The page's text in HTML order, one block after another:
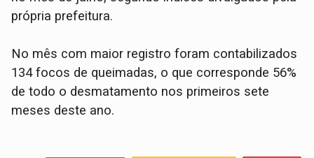
própria prefeitura.
No mês com maior registro foram contabilizados
134 focos de queimadas, o que corresponde 56%
de todo o desmatamento nos primeiros sete
meses deste ano.